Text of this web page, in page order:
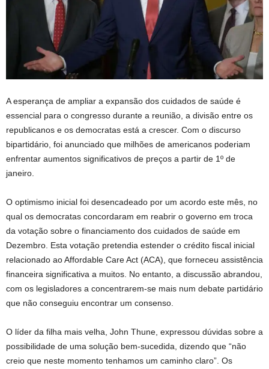
A esperança de ampliar a expansão dos cuidados de saúde é
essencial para o congresso durante a reunião, a divisão entre os
republicanos e os democratas está a crescer. Com o discurso
bipartidário, foi anunciado que milhões de americanos poderiam
enfrentar aumentos significativos de preços a partir de 1º de
janeiro.
O optimismo inicial foi desencadeado por um acordo este mês, no
qual os democratas concordaram em reabrir o governo em troca
da votação sobre o financiamento dos cuidados de saúde em
Dezembro. Esta votação pretendia estender o crédito fiscal inicial
relacionado ao Affordable Care Act (ACA), que forneceu assistência
financeira significativa a muitos. No entanto, a discussão abrandou,
com os legisladores a concentrarem-se mais num debate partidário
que não conseguiu encontrar um consenso.
O líder da filha mais velha, John Thune, expressou dúvidas sobre a
possibilidade de uma solução bem-sucedida, dizendo que “não
creio que neste momento tenhamos um caminho claro”. Os